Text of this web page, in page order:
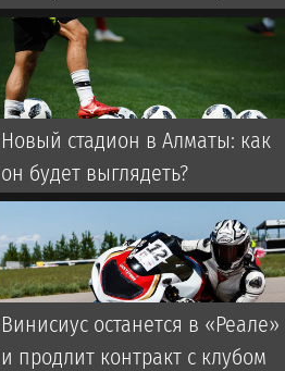
пишут «говно», а потом
очередь за автографами
Новый стадион в Алматы: как
он будет выглядеть?
Винисиус останется в «Реале»
и продлит контракт с клубом